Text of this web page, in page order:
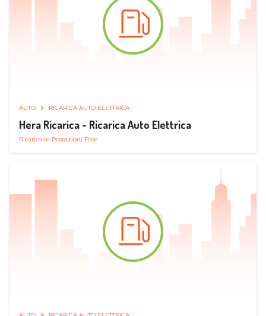
AUTO RICARICA AUTO ELETTRICA
Hera Ricarica - Ricarica Auto Elettrica
Ricarica in Postazioni Fisse